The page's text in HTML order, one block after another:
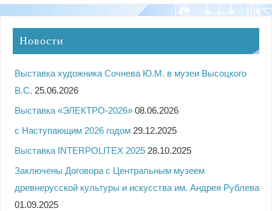
Новости
Выставка художника Сочнева Ю.М. в музеи Высоцкого
В.С. 25.06.2026
Выставка «ЭЛЕКТРО-2026» 08.06.2026
с Наступающим 2026 годом 29.12.2025
Выставка INTERPOLITEX 2025 28.10.2025
Заключены Договора с Центральным музеем
древнерусской культуры и искусства им. Андрея Рублева
01.09.2025